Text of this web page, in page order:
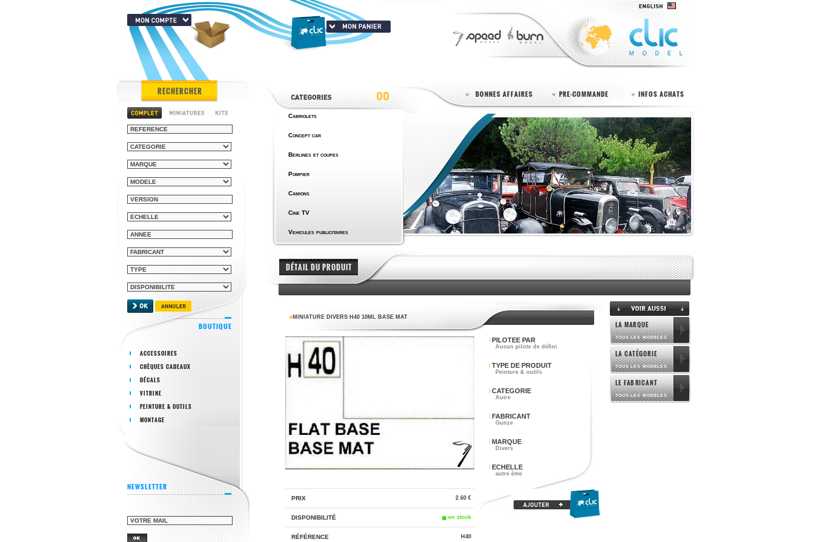
RECHERCHER
BOUTIQUE
ACCESSOIRES
CHÈQUES CADEAUX
DÉCALS
VITRINE
PEINTURE & OUTILS
MONTAGE
NEWSLETTER
BONNES AFFAIRES PRE-COMMANDE INFOS ACHATS
Cabriolets
Concept car
Berlines et coupes
Pompier
Camions
Cine TV
Vehicules publicitaires
DÉTAIL DU PRODUIT
MINIATURE DIVERS H40 10ML BASE MAT
PRIX 2.60 €
DISPONIBILITÉ en stock
RÉFÉRENCE H40
PILOTEE PAR
Aucun pilote de défini
TYPE DE PRODUIT
Peinture & outils
CATEGORIE
Autre
FABRICANT
Gunze
MARQUE
Divers
ECHELLE
autre ème
LA MARQUE
TOUS LES MODELES
LA CATÉGORIE
TOUS LES MODELES
LE FABRICANT
TOUS LES MODELES